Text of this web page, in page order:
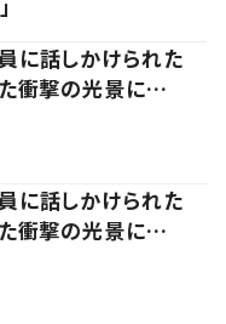
に話しかけられた
た衝撃の光景に…
に話しかけられた
た衝撃の光景に…